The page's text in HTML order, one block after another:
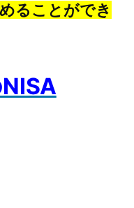
ることができ